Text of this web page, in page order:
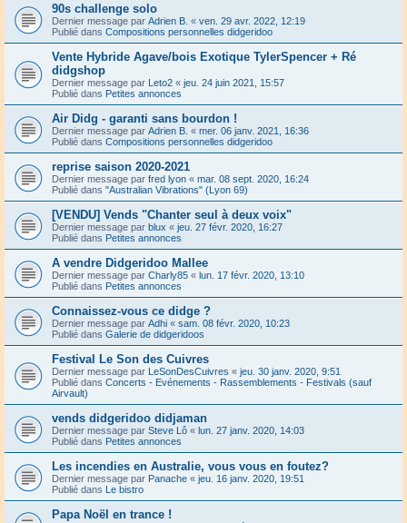
90s challenge solo
Dernier message par Adrien B. « ven. 29 avr. 2022, 12:19
Publié dans Compositions personnelles didgeridoo
Vente Hybride Agave/bois Exotique TylerSpencer + Ré
didgshop
Dernier message par Leto2 « jeu. 24 juin 2021, 15:57
Publié dans Petites annonces
Air Didg - garanti sans bourdon !
Dernier message par Adrien B. « mer. 06 janv. 2021, 16:36
Publié dans Compositions personnelles didgeridoo
reprise saison 2020-2021
Dernier message par fred lyon « mar. 08 sept. 2020, 16:24
Publié dans "Australian Vibrations" (Lyon 69)
[VENDU] Vends "Chanter seul à deux voix"
Dernier message par blux « jeu. 27 févr. 2020, 16:27
Publié dans Petites annonces
A vendre Didgeridoo Mallee
Dernier message par Charly85 « lun. 17 févr. 2020, 13:10
Publié dans Petites annonces
Connaissez-vous ce didge ?
Dernier message par Adhi « sam. 08 févr. 2020, 10:23
Publié dans Galerie de didgeridoos
Festival Le Son des Cuivres
Dernier message par LeSonDesCuivres « jeu. 30 janv. 2020, 9:51
Publié dans Concerts - Evénements - Rassemblements - Festivals (sauf
Airvault)
vends didgeridoo didjaman
Dernier message par Steve Lô « lun. 27 janv. 2020, 14:03
Publié dans Petites annonces
Les incendies en Australie, vous vous en foutez?
Dernier message par Panache « jeu. 16 janv. 2020, 19:51
Publié dans Le bistro
Papa Noël en trance !